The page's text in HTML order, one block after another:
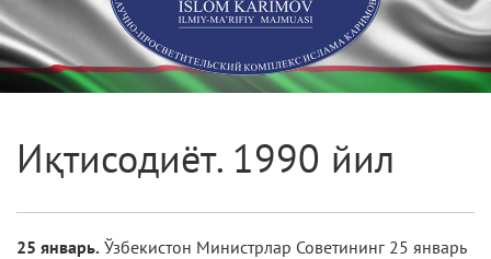
Иқтисодиёт. 1990 йил
25 январь. Ўзбекистон Министрлар Советининг 25 январь